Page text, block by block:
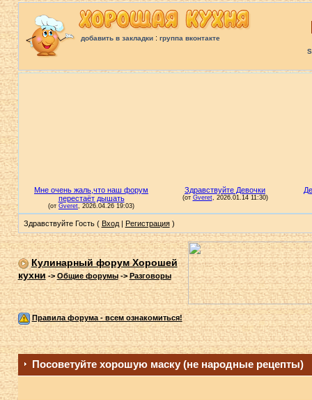
добавить в закладки: группа вконтакте
Здравствуйте Гость ( Вход| Регистрация)
Кулинарный форум Хорошей
кухни->Общие форумы-> Разговоры
Правила форума - всем ознакомиться!
Посоветуйте хорошую маску (не народные рецепты)